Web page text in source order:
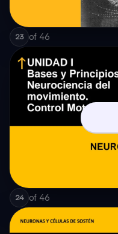
23 of 46
24 of 46